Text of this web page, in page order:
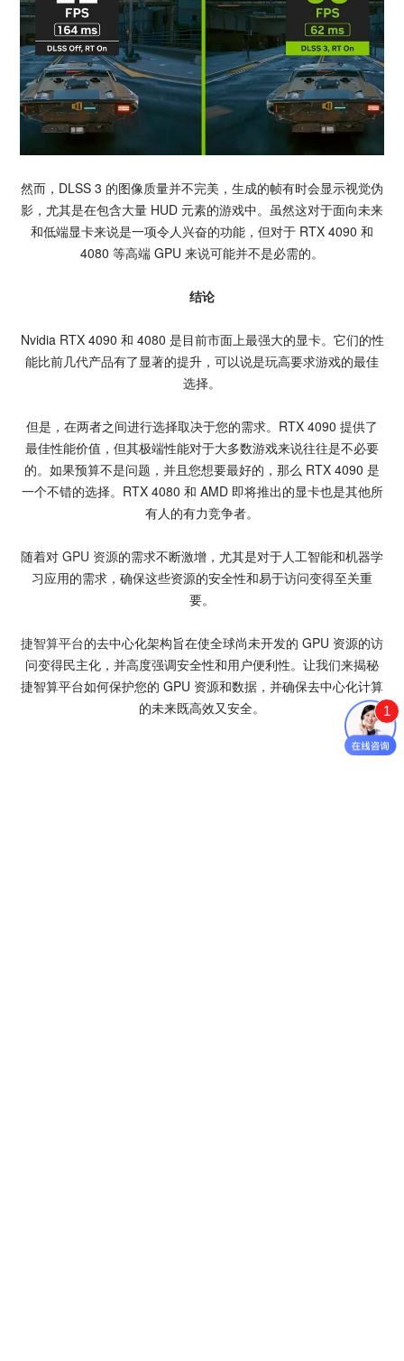
然而，DLSS 3 的图像质量并不完美，生成的帧有时会显示视觉伪
影，尤其是在包含大量 HUD 元素的游戏中。虽然这对于面向未来
和低端显卡来说是一项令人兴奋的功能，但对于 RTX 4090 和
4080 等高端 GPU 来说可能并不是必需的。
结论
Nvidia RTX 4090 和 4080 是目前市面上最强大的显卡。它们的性
能比前几代产品有了显著的提升，可以说是玩高要求游戏的最佳
选择。
但是，在两者之间进行选择取决于您的需求。RTX 4090 提供了
最佳性能价值，但其极端性能对于大多数游戏来说往往是不必要
的。如果预算不是问题，并且您想要最好的，那么 RTX 4090 是
一个不错的选择。RTX 4080 和 AMD 即将推出的显卡也是其他所
有人的有力竞争者。
随着对 GPU 资源的需求不断激增，尤其是对于人工智能和机器学
习应用的需求，确保这些资源的安全性和易于访问变得至关重
要。
捷智算平台的去中心化架构旨在使全球尚未开发的 GPU 资源的访
问变得民主化，并高度强调安全性和用户便利性。让我们来揭秘
捷智算平台如何保护您的 GPU 资源和数据，并确保去中心化计算
的未来既高效又安全。
1